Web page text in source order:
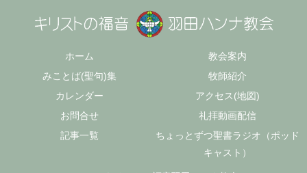
ホーム
教会案内
みことば(聖句)集
牧師紹介
カレンダー
アクセス(地図)
お問合せ
礼拝動画配信
記事一覧
ちょっとずつ聖書ラジオ（ポッド
キャスト）